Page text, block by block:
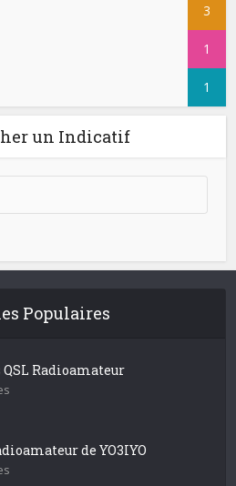
3
1
1
un Indicatif
Populaires
QSL Radioamateur
de YO3IYO